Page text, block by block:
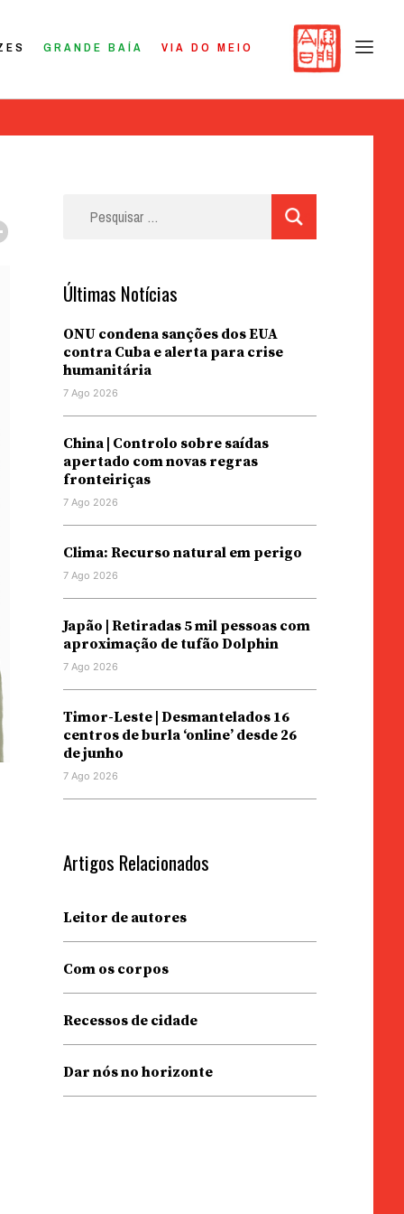
GRANDE BAÍA VIA DO MEIO
Últimas Notícias
ONU condena sanções dos EUA
contra Cuba e alerta para crise
humanitária
7 Ago 2026
China | Controlo sobre saídas
apertado com novas regras
fronteiriças
7 Ago 2026
Clima: Recurso natural em perigo
7 Ago 2026
Japão | Retiradas 5 mil pessoas com
aproximação de tufão Dolphin
7 Ago 2026
Timor-Leste | Desmantelados 16
centros de burla ‘online’ desde 26
de junho
7 Ago 2026
Artigos Relacionados
Leitor de autores
Com os corpos
Recessos de cidade
Dar nós no horizonte